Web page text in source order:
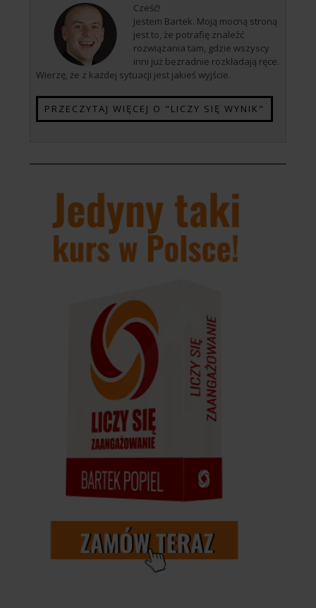
Cześć!
Jestem Bartek. Moją mocną stroną
jest to, że potrafię znaleźć
rozwiązania tam, gdzie wszyscy
inni już bezradnie rozkładają ręce.
Wierzę, że z każdej sytuacji jest jakieś wyjście.
PRZECZYTAJ WIĘCEJ O "LICZY SIĘ WYNIK"